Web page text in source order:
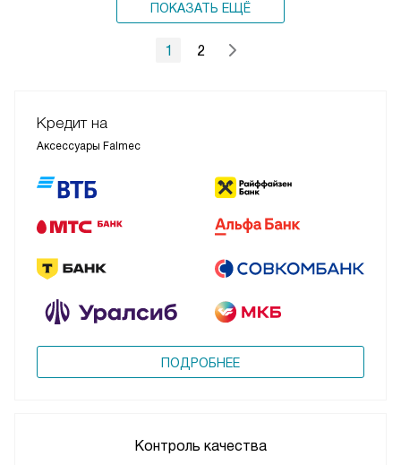
ПОКАЗАТЬ ЕЩЁ
1 2
Кредит на
Аксессуары Falmec
ПОДРОБНЕЕ
Контроль качества